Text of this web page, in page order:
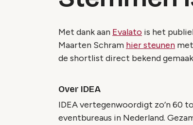
Met dank aan Evalato is het
Maarten Schram hier steunen
de shortlist direct bekend
Over IDEA
IDEA vertegenwoordigt zo’n 60
eventbureaus in Nederland.